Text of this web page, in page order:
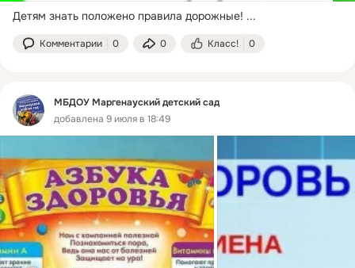
Детям знать положено правила дорожные! ...
Комментарии 0 0 Класс! 0
МБДОУ Маргенауский детский сад
добавлена 9 июля в 18:49